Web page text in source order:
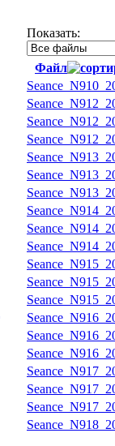
Показать:
Файл